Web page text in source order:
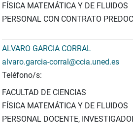
FÍSICA MATEMÁTICA Y DE FLUIDOS
PERSONAL CON CONTRATO
ALVARO GARCIA CORRAL
alvaro.garcia-corral@ccia.uned.es
Teléfono/s:
FACULTAD DE CIENCIAS
FÍSICA MATEMÁTICA Y DE FLUIDOS
PERSONAL DOCENTE,